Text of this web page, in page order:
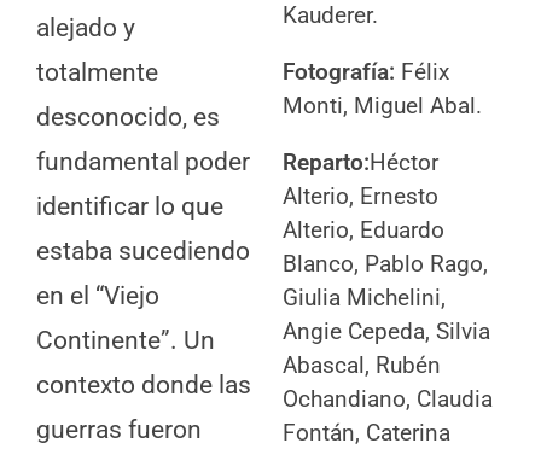
alejado y
totalmente
desconocido, es
fundamental poder
identificar lo que
estaba sucediendo
en el “Viejo
Continente”. Un
contexto donde las
guerras fueron
Kauderer.
Fotografía: Félix
Monti, Miguel Abal.
Reparto:Héctor
Alterio, Ernesto
Alterio, Eduardo
Blanco, Pablo Rago,
Giulia Michelini,
Angie Cepeda, Silvia
Abascal, Rubén
Ochandiano, Claudia
Fontán, Caterina